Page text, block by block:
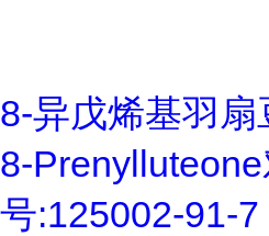
8-异戊烯基羽
8-
号:125002-91-7